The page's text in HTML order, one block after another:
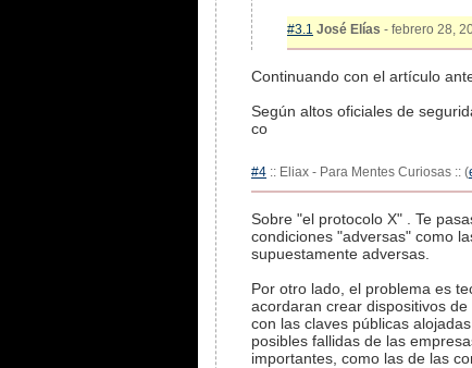
#3.1 José Elías - febrero 28,
Continuando con el artículo
Según altos oficiales de
co
#4 :: Eliax - Para Mentes Curiosas :: (
Sobre "el protocolo X" . Te
condiciones "adversas" como
supuestamente adversas.
Por otro lado, el problema es
acordaran crear dispositivos
con las claves públicas
posibles fallidas de las
importantes, como las de las